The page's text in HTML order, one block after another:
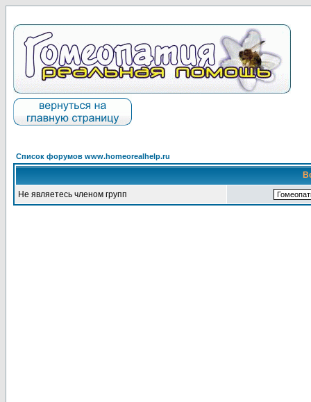
Список форумов www.homeorealhelp.ru
Не являетесь членом групп